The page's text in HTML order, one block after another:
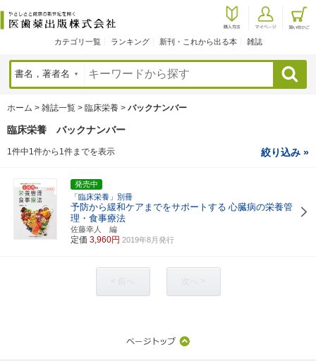
カテゴリ一覧 ランキング 新刊・これから出る本 雑誌
検索
ホーム > 雑誌一覧 > 臨床栄養 > バックナンバー
臨床栄養 バックナンバー
1件中1件から1件までを表示 絞り込み »
発売中
「臨床栄養」別冊
予防から緩和ケアまでをサポートする 心臓病の栄養管
理・食事療法
佐藤幸人 編
定価 3,960円 2019年8月発行